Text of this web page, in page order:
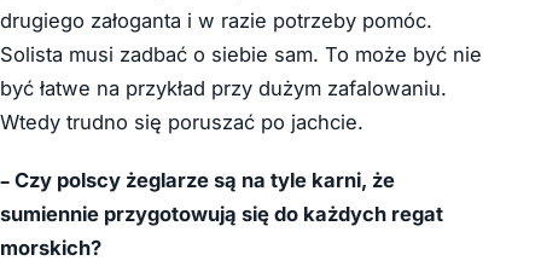
drugiego załoganta i w razie potrzeby pomóc.
Solista musi zadbać o siebie sam. To może być nie
być łatwe na przykład przy dużym zafalowaniu.
Wtedy trudno się poruszać po jachcie.
– Czy polscy żeglarze są na tyle karni, że
sumiennie przygotowują się do każdych regat
morskich?